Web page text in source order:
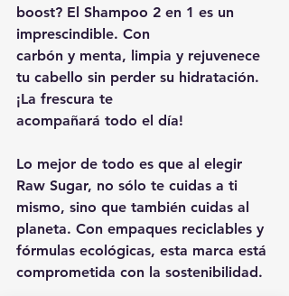
boost? El Shampoo 2 en 1 es un
imprescindible. Con
carbón y menta, limpia y rejuvenece
tu cabello sin perder su hidratación.
¡La frescura te
acompañará todo el día!
Lo mejor de todo es que al elegir
Raw Sugar, no sólo te cuidas a ti
mismo, sino que también cuidas al
planeta. Con empaques reciclables y
fórmulas ecológicas, esta marca está
comprometida con la sostenibilidad.